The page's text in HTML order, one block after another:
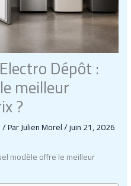
Dépôt :
meilleur
?
/ ParJulien Morel/juin 21, 2026
modèle offre le meilleur